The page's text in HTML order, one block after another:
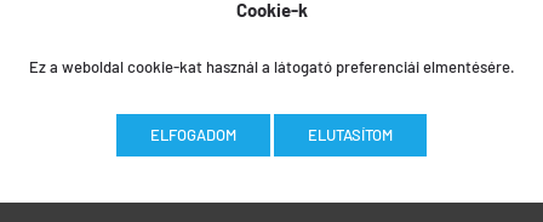
Cookie-k
Ez a weboldal cookie-kat használ a látogató preferenciái elmentésére.
ELFOGADOM ELUTASÍTOM